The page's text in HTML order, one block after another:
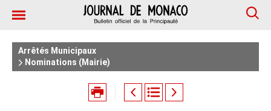
Arrêtés Municipaux
Nominations (Mairie)